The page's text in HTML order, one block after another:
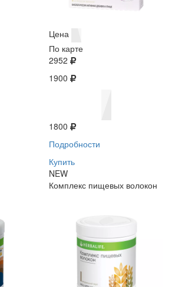
Цена
По карте
2952
1900
1800
Подробности
Купить
NEW
Комплекс пищевых волокон